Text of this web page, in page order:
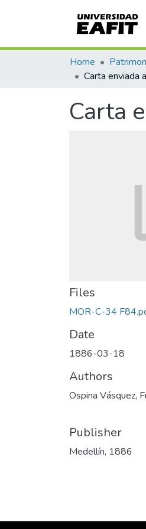
Home
Carta
Files
MOR-C-34
Date
1886-03-18
Authors
Ospina Vásquez,
Publisher
Medellín, 1886